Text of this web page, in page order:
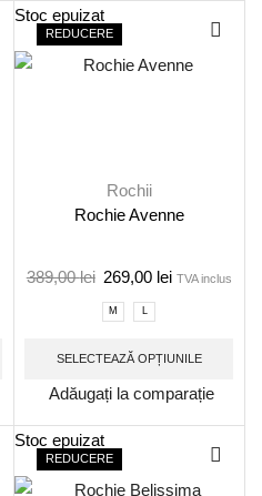
REDUCERE
Stoc epuizat
Rochii
Rochie Avenne
389,00lei 269,00 lei TVA inclus
M L
SELECTEAZĂ OPȚIUNILE
Adăugați la comparație
REDUCERE
Stoc epuizat